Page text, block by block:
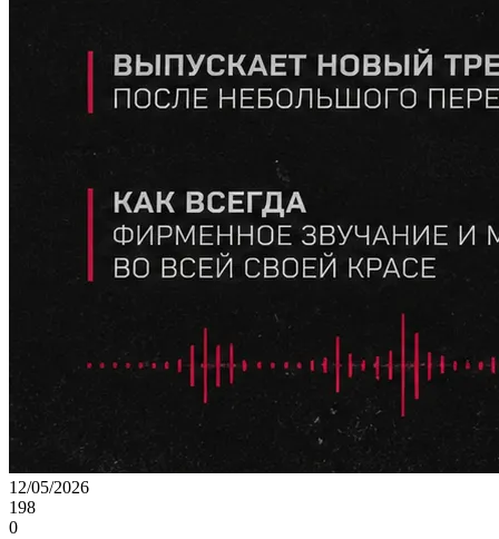
12/05/2026
198
0